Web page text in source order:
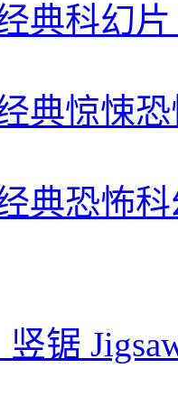
典科幻
典惊悚
典恐怖
锯